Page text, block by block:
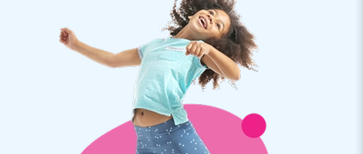
la tua auto nel garage gonfiabile e chiudi il coperchio di
protezione. Opti per una Capsula per Auto? Quindi devi tirare
tu stesso la copertura protettiva trasparente per auto sul
tuo quattro ruote. Un tettuccio gonfiabile di JB Gonfiabili è
adatto anche come rimessa per camper o moto. In questo
modo il tuo mezzo di trasporto è sempre sicuro e asciutto.
Acquista capsule per auto e capsule per bici come